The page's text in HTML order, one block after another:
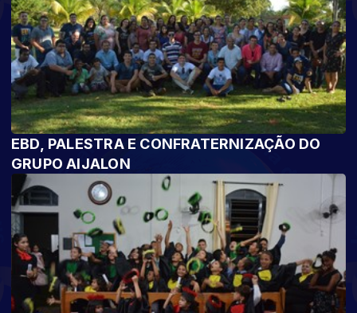
EBD, PALESTRA E CONFRATERNIZAÇÃO DO
GRUPO AIJALON